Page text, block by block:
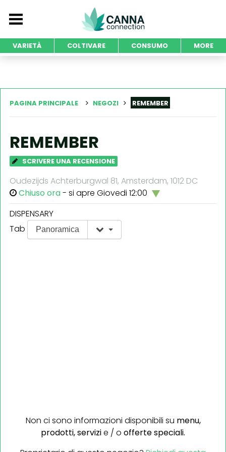
VARIETÀ COLTIVARE CONSUMO MORE
PAGINA PRINCIPALE NEGOZI REMEMBER
REMEMBER
SCRIVERE UNA RECENSIONE
Oudezijds Achterburgwal 81, Amsterdam, 1012 DC
Chiuso ora- si apre Giovedi 12:00
DISPENSARY
Tab
Panoramica
Non ci sono informazioni disponibili su menu,
prodotti,servizie / o offerte speciali.